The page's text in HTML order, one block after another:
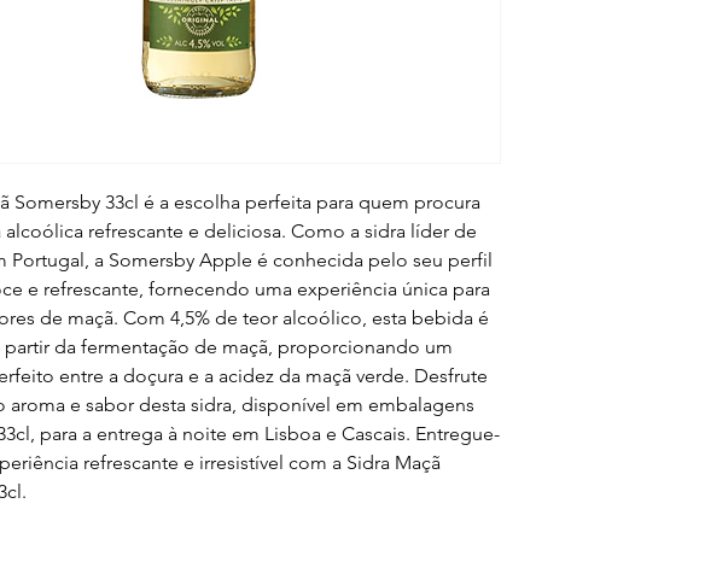
Somersby 33cl é a escolha perfeita para quem procura
refrescante e deliciosa. Como a sidra líder de
Portugal, a Somersby Apple é conhecida pelo seu perfil
e refrescante, fornecendo uma experiência única para
de maçã. Com 4,5% de teor alcoólico, esta bebida é
partir da fermentação de maçã, proporcionando um
entre a doçura e a acidez da maçã verde. Desfrute
e sabor desta sidra, disponível em embalagens
para a entrega à noite em Lisboa e Cascais. Entregue-
refrescante e irresistível com a Sidra Maçã